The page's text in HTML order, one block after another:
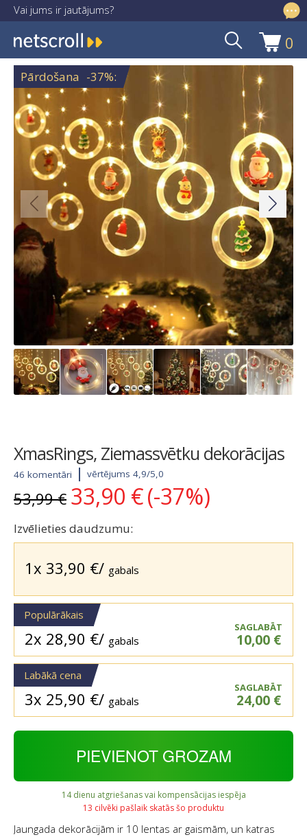
Vai jums ir jautājums?
info@netscroll.lv
Skip
to
navigation
Skip
to
content
0
Pārdošana -37%:
XmasRings, Ziemassvētku dekorācijas
46 komentāri vērtējums 4,9/5,0
53,99€ Original
price
was:
53,99 €.
33,90 € Current
price
33,90 €.
(-37%)
Izvēlieties daudzumu:
1x 33,90 €/ gabals
Populārākais
2x 28,90 €/ gabals
SAGLABĀT
10,00 €
Labākā cena
3x 25,90 €/ gabals
SAGLABĀT
24,00 €
PIEVIENOT GROZAM
14 dienu atgriešanas vai kompensācijas iespēja
13 cilvēki pašlaik skatās šo produktu
Jaungada dekorācijām ir 10 lentas ar gaismām, un katras